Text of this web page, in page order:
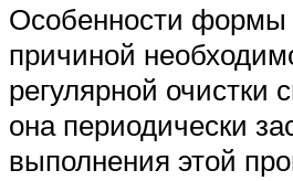
Особенности формы
причиной
регулярной очистки
она периодически
выполнения этой